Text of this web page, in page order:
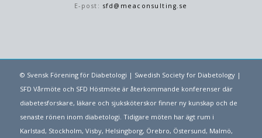
E-post: sfd@meaconsulting.se
© Svensk Förening för Diabetologi | Swedish Society for Diabetology |
SFD Vårmöte och SFD Höstmöte är återkommande konferenser där
diabetesforskare, läkare och sjuksköterskor finner ny kunskap och de
senaste rönen inom diabetologi. Tidigare möten har ägt rum i
Karlstad, Stockholm, Visby, Helsingborg, Örebro, Östersund, Malmö,